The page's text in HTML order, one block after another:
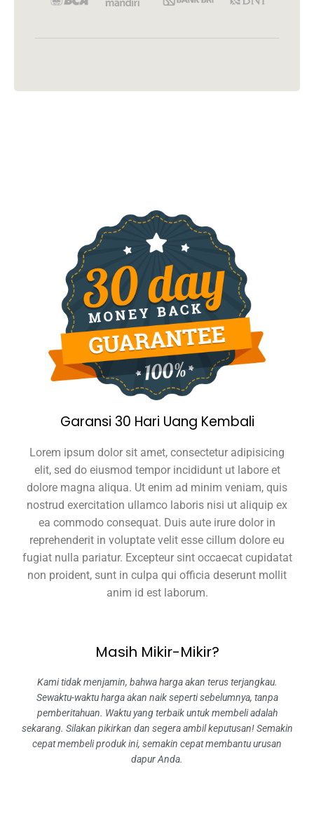
Garansi 30 Hari Uang Kembali
Lorem ipsum dolor sit amet, consectetur adipisicing
elit, sed do eiusmod tempor incididunt ut labore et
dolore magna aliqua. Ut enim ad minim veniam, quis
nostrud exercitation ullamco laboris nisi ut aliquip ex
ea commodo consequat. Duis aute irure dolor in
reprehenderit in voluptate velit esse cillum dolore eu
fugiat nulla pariatur. Excepteur sint occaecat cupidatat
non proident, sunt in culpa qui officia deserunt mollit
anim id est laborum.
Masih Mikir-Mikir?
Kami tidak menjamin, bahwa harga akan terus terjangkau.
Sewaktu-waktu harga akan naik seperti sebelumnya, tanpa
pemberitahuan. Waktu yang terbaik untuk membeli adalah
sekarang. Silakan pikirkan dan segera ambil keputusan! Semakin
cepat membeli produk ini, semakin cepat membantu urusan
dapur Anda.